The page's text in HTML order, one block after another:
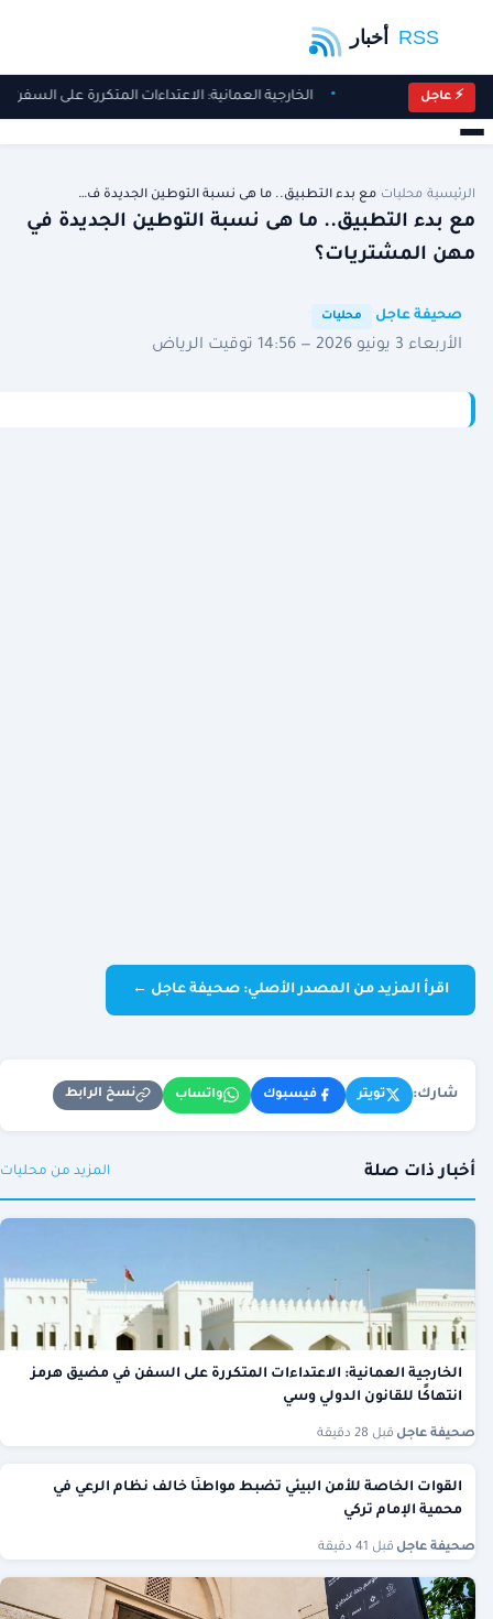
⚡ عاجل الخارجية العمانية: الاعتداءات المتكررة على
الرئيسية محليات مع بدء التطبيق.. ما هى نسبة التوطين الجديدة ف…
مع بدء التطبيق.. ما هى نسبة التوطين الجديدة في
مهن المشتريات؟
صحيفة عاجل محليات
الأربعاء 3 يونيو 2026 — 14:56 توقيت الرياض
اقرأ المزيد من المصدر الأصلي: صحيفة عاجل ←
شارك: تويتر فيسبوك واتساب نسخ الرابط
أخبار ذات صلة المزيد من محليات
الخارجية العمانية: الاعتداءات المتكررة على السفن في مضيق هرمز
انتهاكًا للقانون الدولي وسي
صحيفة عاجل قبل 28 دقيقة
القوات الخاصة للأمن البيئي تضبط مواطنًا خالف نظام الرعي في
محمية الإمام تركي
صحيفة عاجل قبل 41 دقيقة